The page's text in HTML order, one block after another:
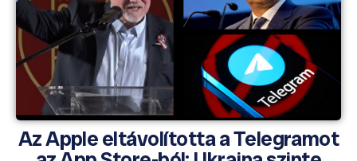
Az Apple eltávolította a Telegramot